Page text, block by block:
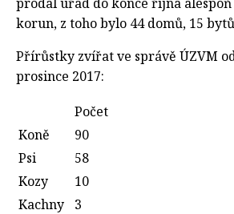
korun, z toho bylo 44 domů, 15
Přírůstky zvířat ve správě ÚZVM
prosince 2017:
Počet
Koně
90
Psi
58
Kozy
10
Kachny
3